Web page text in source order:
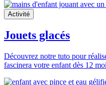
Activité
Jouets glacés
Découvrez notre tuto pour
fascinera votre enfant dès 12